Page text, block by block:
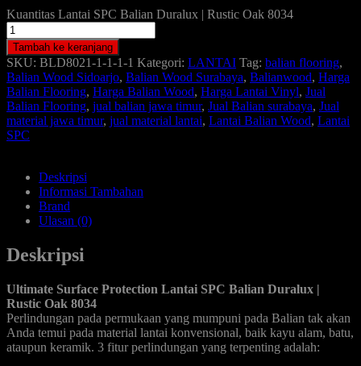
Kuantitas Lantai SPC Balian Duralux | Rustic Oak 8034
Tambah ke keranjang
SKU: BLD8021-1-1-1-1 Kategori: LANTAI Tag: balian flooring,
Balian Wood Sidoarjo, Balian Wood Surabaya, Balianwood, Harga
Balian Flooring, Harga Balian Wood, Harga Lantai Vinyl, Jual
Balian Flooring, jual balian jawa timur, Jual Balian surabaya, Jual
material jawa timur, jual material lantai, Lantai Balian Wood, Lantai
SPC
Deskripsi
Informasi Tambahan
Brand
Ulasan (0)
Deskripsi
Ultimate Surface Protection Lantai SPC Balian Duralux |
Rustic Oak 8034
Perlindungan pada permukaan yang mumpuni pada Balian tak akan
Anda temui pada material lantai konvensional, baik kayu alam, batu,
ataupun keramik. 3 fitur perlindungan yang terpenting adalah: